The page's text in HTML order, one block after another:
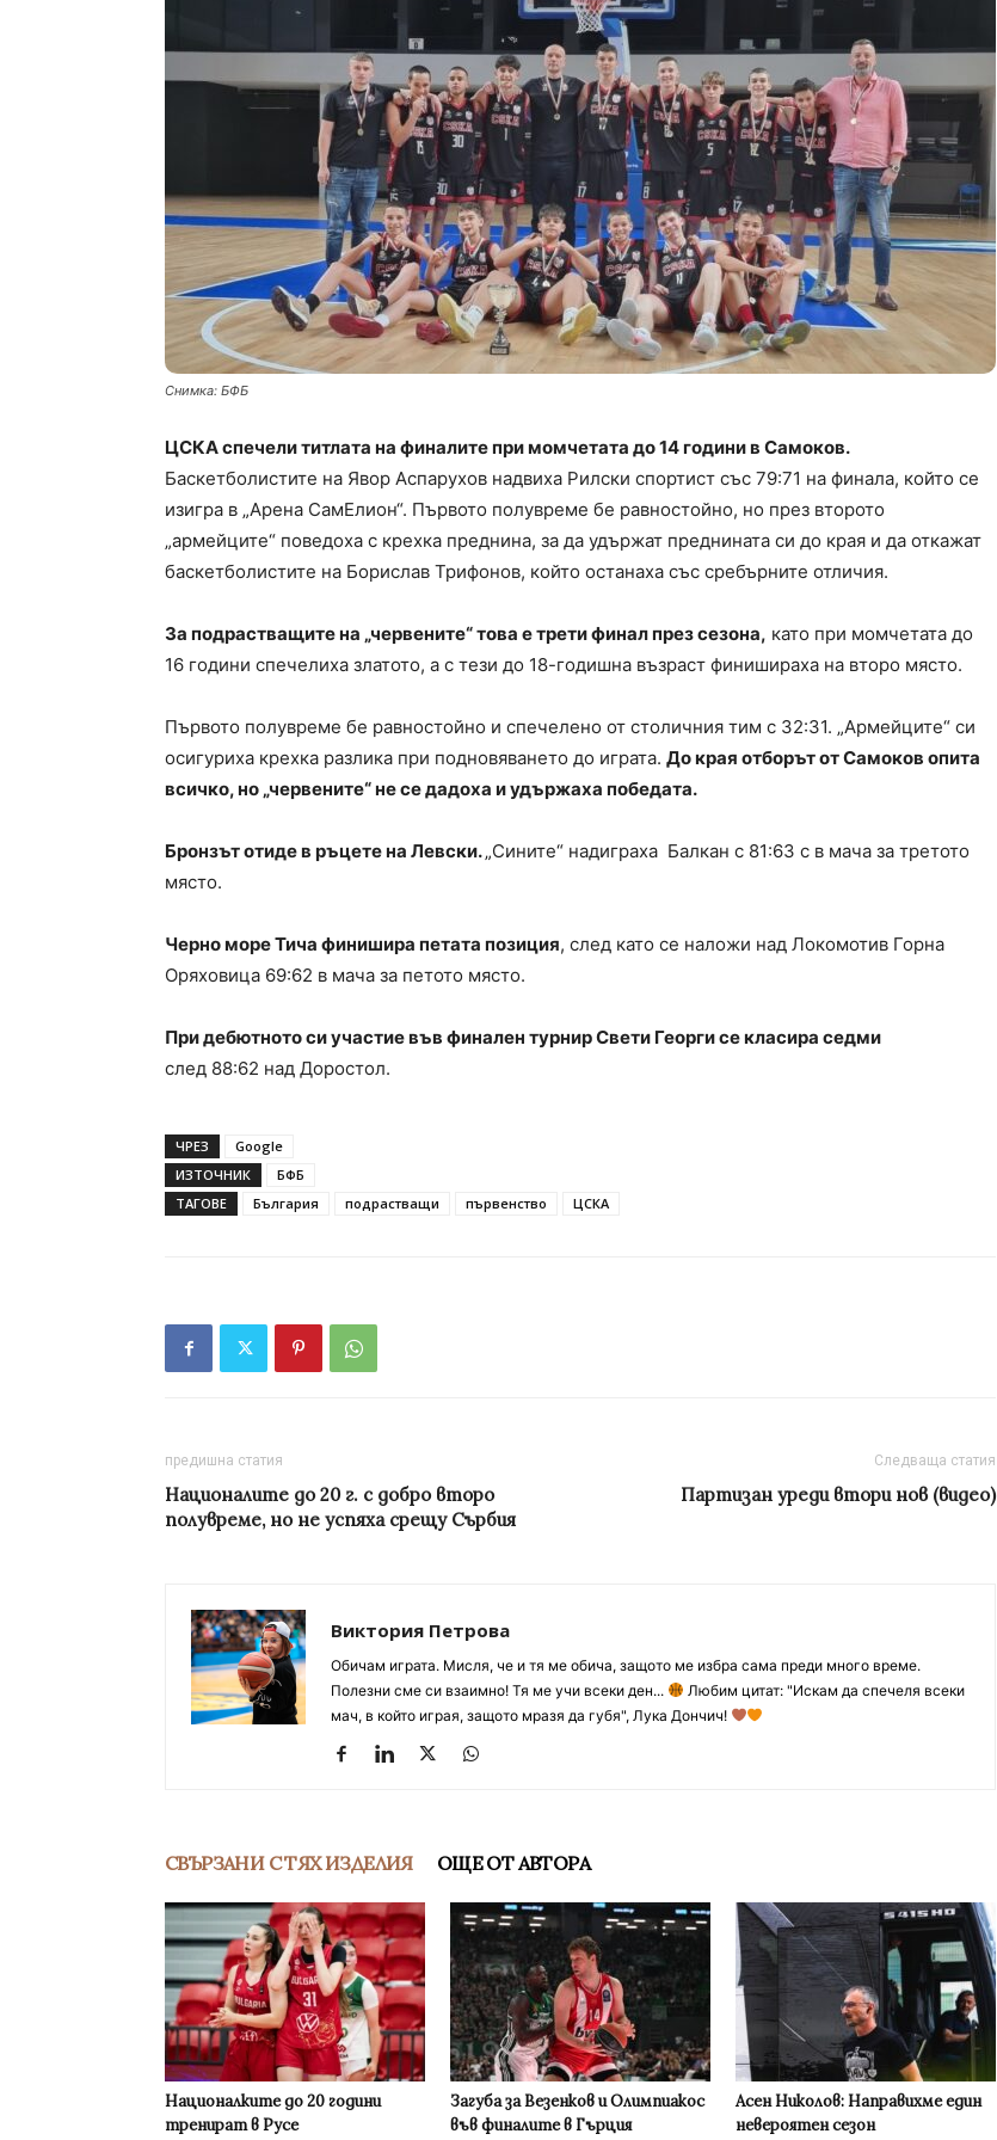
Снимка: БФБ
ЦСКА спечели титлата на финалите при момчетата до 14 години в Самоков.
Баскетболистите на Явор Аспарухов надвиха Рилски спортист със 79:71 на финала, който се
изигра в „Арена СамЕлион“. Първото полувреме бе равностойно, но през второто
„армейците“ поведоха с крехка преднина, за да удържат преднината си до края и да откажат
баскетболистите на Борислав Трифонов, който останаха със сребърните отличия.
За подрастващите на „червените“ това е трети финал през сезона, като при момчетата до
16 години спечелиха златото, а с тези до 18-годишна възраст финишираха на второ място.
Първото полувреме бе равностойно и спечелено от столичния тим с 32:31. „Армейците“ си
осигуриха крехка разлика при подновяването до играта. До края отборът от Самоков опита
всичко, но „червените“ не се дадоха и удържаха победата.
Бронзът отиде в ръцете на Левски.„Сините“ надиграха Балкан с 81:63 с в мача за третото
място.
Черно море Тича финишира петата позиция, след като се наложи над Локомотив Горна
Оряховица 69:62 в мача за петото място.
При дебютното си участие във финален турнир Свети Георги се класира седми
след 88:62 над Доростол.
ЧРЕЗ
Google
ИЗТОЧНИК
БФБ
ТАГОВЕ
България подрастващи първенство ЦСКА
предишна статия
Националите до 20 г. с добро второ
полувреме, но не успяха срещу Сърбия
Следваща статия
Партизан уреди втори нов (видео)
Виктория Петрова
Обичам играта. Мисля, че и тя ме обича, защото ме избра сама преди много време.
Полезни сме си взаимно! Тя ме учи всеки ден...
Любим цитат: "Искам да спечеля всеки
мач, в който играя, защото мразя да губя", Лука Дончич!
СВЪРЗАНИ С ТЯХ ИЗДЕЛИЯ ОЩЕ ОТ АВТОРА
Националките до 20 години
тренират в Русе
Загуба за Везенков и Олимпиакос
във финалите в Гърция
Асен Николов: Направихме един
невероятен сезон